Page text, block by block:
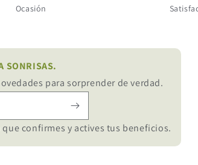
Ocasión
SONRISAS.
para sorprender de verdad.
confirmes y actives tus beneficios.